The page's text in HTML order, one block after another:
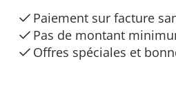
Paiement sur facture
Pas de montant
Offres spéciales et